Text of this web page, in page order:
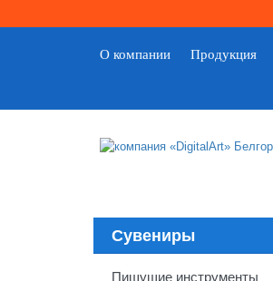
О компании Продукция
Сувениры
Пишущие инструменты